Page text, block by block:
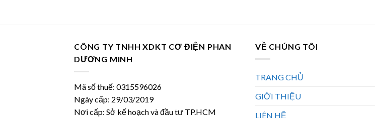
CÔNG TY TNHH XDKT CƠ ĐIỆN PHAN
DƯƠNG MINH
Mã số thuế: 0315596026
Ngày cấp: 29/03/2019
Nơi cấp: Sở kế hoạch và đầu tư TP.HCM
VỀ CHÚNG TÔI
TRANG CHỦ
GIỚI THIỆU
LIÊN HỆ